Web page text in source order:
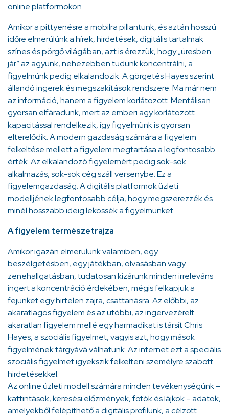
online platformokon.
Amikor a pittyenésre a mobilra pillantunk, és aztán hosszú
időre elmerülünk a hírek, hirdetések, digitális tartalmak
színes és pörgő világában, azt is érezzük, hogy „üresben
jár” az agyunk, nehezebben tudunk koncentrálni, a
figyelmünk pedig elkalandozik. A görgetés Hayes szerint
állandó ingerek és megszakítások rendszere. Ma már nem
az információ, hanem a figyelem korlátozott. Mentálisan
gyorsan elfáradunk, mert az emberi agy korlátozott
kapacitással rendelkezik, így figyelmünk is gyorsan
elterelődik. A modern gazdaság számára a figyelem
felkeltése mellett a figyelem megtartása a legfontosabb
érték. Az elkalandozó figyelemért pedig sok-sok
alkalmazás, sok-sok cég száll versenybe. Ez a
figyelemgazdaság. A digitális platformok üzleti
modelljének legfontosabb célja, hogy megszerezzék és
minél hosszabb ideig lekössék a figyelmünket.
A figyelem természetrajza
Amikor igazán elmerülünk valamiben, egy
beszélgetésben, egy játékban, olvasásban vagy
zenehallgatásban, tudatosan kizárunk minden irreleváns
ingert a koncentráció érdekében, mégis felkapjuk a
fejünket egy hirtelen zajra, csattanásra. Az előbbi, az
akaratlagos figyelem és az utóbbi, az ingervezérelt
akaratlan figyelem mellé egy harmadikat is társít Chris
Hayes, a szociális figyelmet, vagyis azt, hogy mások
figyelmének tárgyává válhatunk. Az internet ezt a speciális
szociális figyelmet igyekszik felkelteni személyre szabott
hirdetésekkel.
Az online üzleti modell számára minden tevékenységünk –
kattintások, keresési előzmények, fotók és lájkok – adatok,
amelyekből felépíthető a digitális profilunk, a célzott